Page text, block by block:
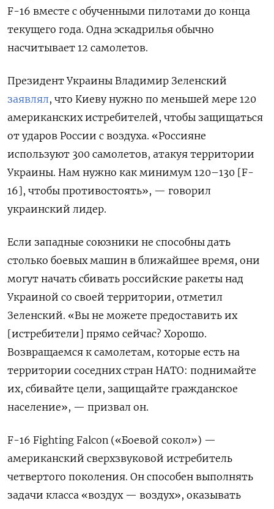
F-16 вместе с обученными пилотами до конца
текущего года. Одна эскадрилья обычно
насчитывает 12 самолетов.
Президент Украины Владимир Зеленский
заявлял, что Киеву нужно по меньшей мере 120
американских истребителей, чтобы защищаться
от ударов России с воздуха. «Россияне
используют 300 самолетов, атакуя территории
Украины. Нам нужно как минимум 120–130 [F-
16], чтобы противостоять», — говорил
украинский лидер.
Если западные союзники не способны дать
столько боевых машин в ближайшее время, они
могут начать сбивать российские ракеты над
Украиной со своей территории, отметил
Зеленский. «Вы не можете предоставить их
[истребители] прямо сейчас? Хорошо.
Возвращаемся к самолетам, которые есть на
территории соседних стран НАТО: поднимайте
их, сбивайте цели, защищайте гражданское
население», — призвал он.
F-16 Fighting Falcon («Боевой сокол») —
американский сверхзвуковой истребитель
четвертого поколения. Он способен выполнять
задачи класса «воздух — воздух», оказывать